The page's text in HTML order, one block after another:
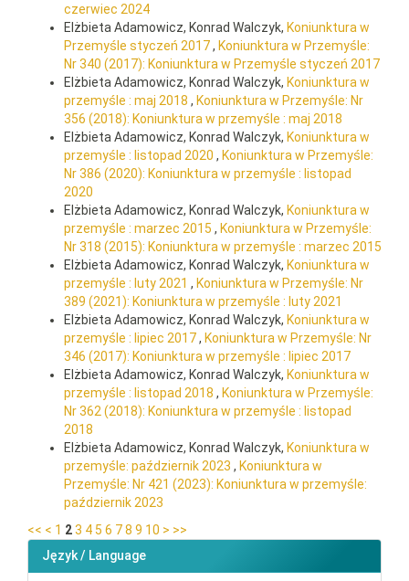
czerwiec 2024
Elżbieta Adamowicz, Konrad Walczyk, Koniunktura w
Przemyśle styczeń 2017, Koniunktura w Przemyśle:
Nr 340 (2017): Koniunktura w Przemyśle styczeń 2017
Elżbieta Adamowicz, Konrad Walczyk, Koniunktura w
przemyśle : maj 2018 , Koniunktura w Przemyśle: Nr
356 (2018): Koniunktura w przemyśle : maj 2018
Elżbieta Adamowicz, Konrad Walczyk, Koniunktura w
przemyśle : listopad 2020 , Koniunktura w Przemyśle:
Nr 386 (2020): Koniunktura w przemyśle : listopad
2020
Elżbieta Adamowicz, Konrad Walczyk, Koniunktura w
przemyśle : marzec 2015 , Koniunktura w Przemyśle:
Nr 318 (2015): Koniunktura w przemyśle : marzec 2015
Elżbieta Adamowicz, Konrad Walczyk, Koniunktura w
przemyśle : luty 2021 , Koniunktura w Przemyśle: Nr
389 (2021): Koniunktura w przemyśle : luty 2021
Elżbieta Adamowicz, Konrad Walczyk, Koniunktura w
przemyśle : lipiec 2017, Koniunktura w Przemyśle: Nr
346 (2017): Koniunktura w przemyśle : lipiec 2017
Elżbieta Adamowicz, Konrad Walczyk, Koniunktura w
przemyśle : listopad 2018 , Koniunktura w Przemyśle:
Nr 362 (2018): Koniunktura w przemyśle : listopad
2018
Elżbieta Adamowicz, Konrad Walczyk, Koniunktura w
przemyśle: październik 2023 , Koniunktura w
Przemyśle: Nr 421 (2023): Koniunktura w przemyśle:
październik 2023
<< < 1 23 4 5 6 78 9 10 > >>
Język / Language